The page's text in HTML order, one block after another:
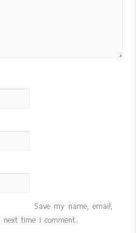
Save my name, email,
time I comment.